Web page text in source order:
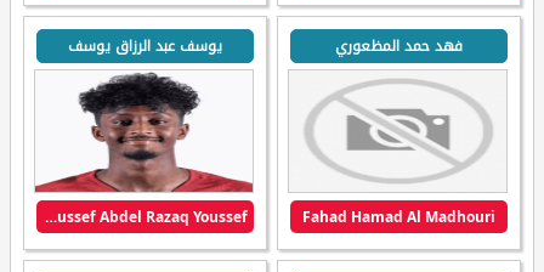
فهد حمد المظعوري
Fahad Hamad Al Madhouri
يوسف عبد الرزاق يوسف
Youssef Abdel Razaq Youssef